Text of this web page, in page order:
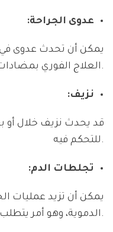
عدوى الجراحة:
يمكن أن تحدث عدوى في
العلاج الفوري بمضادات حيوية.
نزيف:
قد يحدث نزيف خلال أو
للتحكم فيه.
تجلطات الدم:
يمكن أن تزيد عمليات
الدموية، وهو أمر يتطلب متابعة دقيقة وتدابير وقائية.